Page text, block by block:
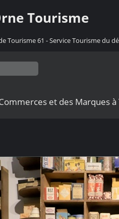
Tourisme
Tourisme 61 - Service Tourisme du
et des Marques